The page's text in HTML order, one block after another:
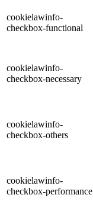
cookielawinfo-
checkbox-functional
cookielawinfo-
checkbox-necessary
cookielawinfo-
checkbox-others
cookielawinfo-
checkbox-performance